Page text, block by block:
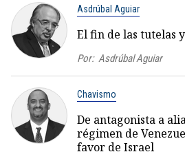
Asdrúbal Aguiar
El fin de las tutelas
Por: Asdrúbal Aguiar
Chavismo
De antagonista a
régimen de
favor de Israel